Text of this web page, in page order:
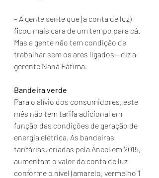
– A gente sente que (a conta de luz)
ficou mais cara de um tempo para cá.
Mas a gente não tem condição de
trabalhar sem os ares ligados – diz a
gerente Naná Fátima.
Bandeira verde
Para o alívio dos consumidores, este
mês não tem tarifa adicional em
função das condições de geração de
energia elétrica. As bandeiras
tarifárias, criadas pela Aneel em 2015,
aumentam o valor da conta de luz
conforme o nível (amarelo, vermelho 1